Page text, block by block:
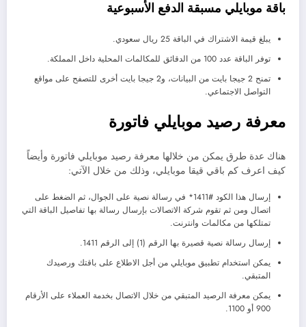
باقة موبايلي مسبقة الدفع الأسبوعية
يبلغ قيمة الاشتراك في الباقة 25 ريال سعودي.
توفر الباقة عدد 100 من الدقائق للمكالمات المحلية داخل المملكة.
تمنح 2 جيجا بايت من البيانات، و2 جيجا بايت أخرى للتصفح على مواقع
التواصل الاجتماعي.
معرفة رصيد موبايلي فاتورة
هناك عدة طرق يمكن من خلالها معرفة رصيد موبايلي فاتورة وأيضاً
كيف اعرف كم باقي قيقا موبايلي، وذلك من خلال الآتي:
إرسال هذا الكود #1411* في رسالة نصية على الجوال، ثم الضغط على
اتصال ومن ثم تقوم شركة الاتصالات بإرسال رسالة بها تفاصيل الباقة التي
تمتلكها من مكالمات وانترنت.
إرسال رسالة نصية قصيرة بها الرقم (1) إلى الرقم 1411.
يمكن استخدام تطبيق موبايلي من أجل الاطلاع على باقتك ورصيدك
المتبقي.
يمكن معرفة الرصيد المتبقي من خلال الاتصال بخدمة العملاء على الأرقام
900 أو 1100.